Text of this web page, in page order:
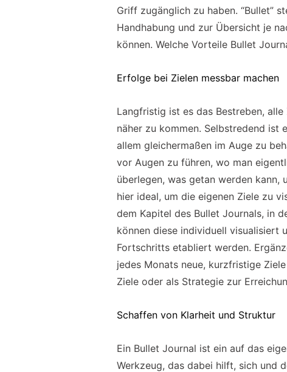
Griff zugänglich zu haben. “Bullet”
Handhabung und zur Übersicht je
können. Welche Vorteile Bullet
Erfolge bei Zielen messbar machen
Langfristig ist es das Bestreben,
näher zu kommen. Selbstredend ist
allem gleichermaßen im Auge zu
vor Augen zu führen, wo man
überlegen, was getan werden kann,
hier ideal, um die eigenen Ziele zu
dem Kapitel des Bullet Journals, in
können diese individuell visualisiert
Fortschritts etabliert werden.
jedes Monats neue, kurzfristige
Ziele oder als Strategie zur
Schaffen von Klarheit und Struktur
Ein Bullet Journal ist ein auf das
Werkzeug, das dabei hilft, sich und